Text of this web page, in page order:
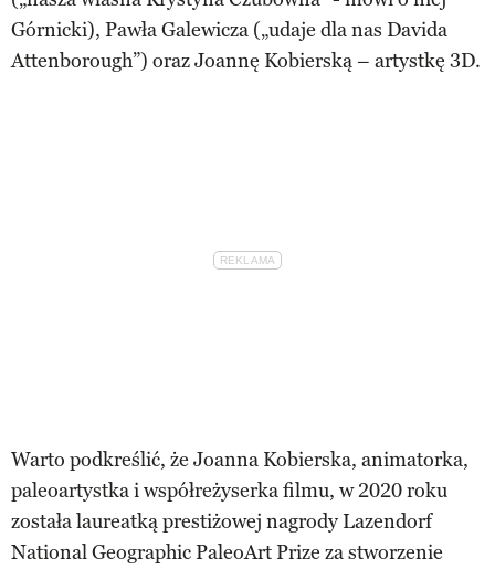
Górnicki), Pawła Galewicza („udaje dla nas Davida
Attenborough”) oraz Joannę Kobierską – artystkę 3D.
Warto podkreślić, że Joanna Kobierska, animatorka,
paleoartystka i współreżyserka filmu, w 2020 roku
została laureatką prestiżowej nagrody Lazendorf
National Geographic PaleoArt Prize za stworzenie